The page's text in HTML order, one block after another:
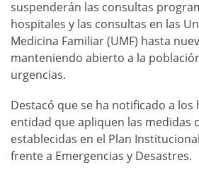
suspenderán las consultas
hospitales y las consultas en las
Medicina Familiar (UMF) hasta
manteniendo abierto a la
urgencias.
Destacó que se ha notificado a los
entidad que apliquen las medidas
establecidas en el Plan
frente a Emergencias y Desastres.